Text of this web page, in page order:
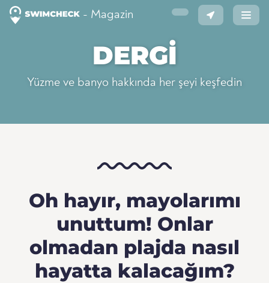
- Magazin
DERGI
Yüzme ve banyo hakkında her şeyi keşfedin
Oh hayır, mayolarımı
unuttum! Onlar
olmadan plajda nasıl
hayatta kalacağım?